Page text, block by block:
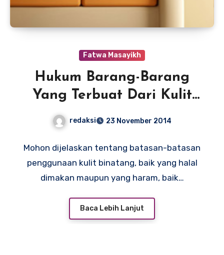
Fatwa Masayikh
Hukum Barang-Barang
Yang Terbuat Dari Kulit
redaksi 23 November 2014
Mohon dijelaskan tentang batasan-batasan
penggunaan kulit binatang, baik yang halal
dimakan maupun yang haram, baik…
Baca Lebih Lanjut